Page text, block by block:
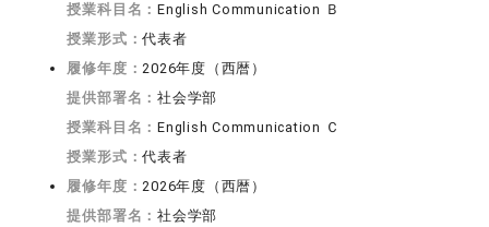
授業科目名：English Communication Ｂ
授業形式：代表者
履修年度：2026年度（西暦）
提供部署名：社会学部
授業科目名：English Communication Ｃ
授業形式：代表者
履修年度：2026年度（西暦）
提供部署名：社会学部